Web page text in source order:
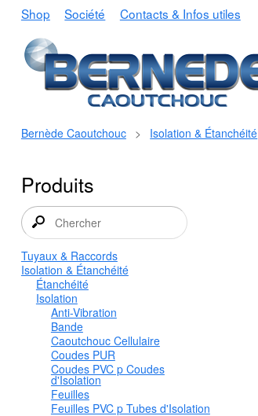
Shop Société Contacts & Infos utiles
Bernède Caoutchouc > Isolation & Étanchéité
Produits
Tuyaux & Raccords
Isolation & Étanchéité
Étanchéité
Isolation
Anti-Vibration
Bande
Caoutchouc Cellulaire
Coudes PUR
Coudes PVC p Coudes
d'Isolation
Feuilles
Feuilles PVC p Tubes d'Isolation